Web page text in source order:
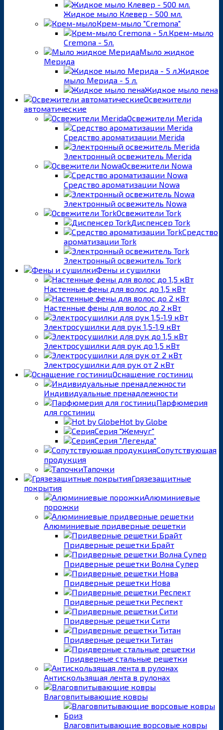
Жидкое мыло Клевер - 500 мл.
Крем-мыло "Cremona"
Крем-мыло
Cremona - 5л.
Мыло жидкое
Мерида
Жидкое
мыло Мерида - 5 л.
Жидкое мыло пена
Освежители
автоматические
Освежители Merida
Средство ароматизации Merida
Электронный освежитель Merida
Освежители Nowa
Средство ароматизации Nowa
Электронный освежитель Nowa
Освежители Tork
Диспенсер Tork
Средство
ароматизации Tork
Электронный освежитель Tork
Фены и сушилки
Настенные фены для волос до 1,5 кВт
Настенные фены для волос до 2 кВт
Электросушилки для рук 1,5-1,9 кВт
Электросушилки для рук до 1,5 кВт
Электросушилки для рук от 2 кВт
Оснащение гостиниц
Индивидуальные пренадлежности
Парфюмерия
для гостиниц
Hot by Globe
Серия "Жемчуг"
Серия "Легенда"
Сопутствующая
продукция
Тапочки
Грязезащитные
покрытия
Алюминиевые
порожки
Алюминиевые придверные решетки
Придверные решетки Брайт
Придверные решетки Волна Супер
Придверные решетки Нова
Придверные решетки Респект
Придверные решетки Сити
Придверные решетки Титан
Придверные стальные решетки
Антискользящая лента в рулонах
Влаговпитывающие ковры
Влаговпитывающие ворсовые ковры